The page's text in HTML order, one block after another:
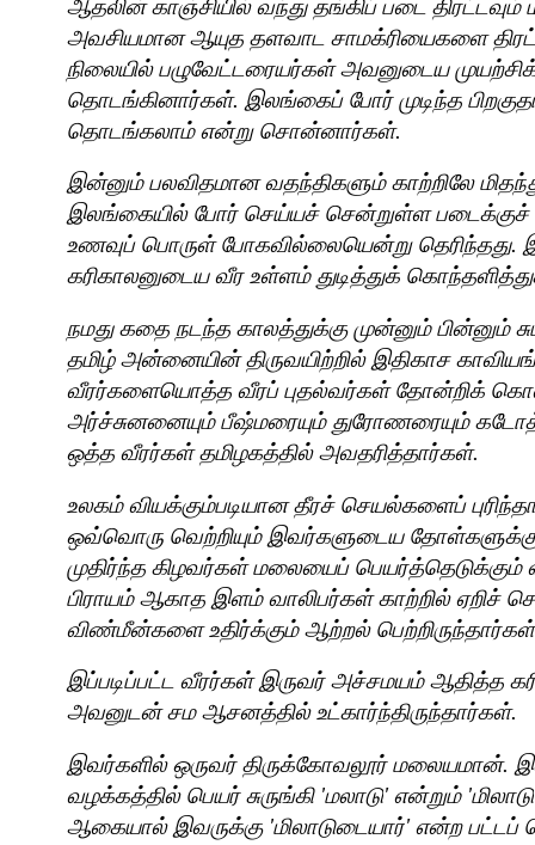
ஆதலின் காஞ்சியில் வந்து தங்கிப் படை திரட்டவும்
அவசியமான ஆயுத தளவாட சாமக்ரியைகளை
நிலையில் பழுவேட்டரையர்கள் அவனுடைய
தொடங்கினார்கள். இலங்கைப் போர் முடிந்த
தொடங்கலாம் என்று சொன்னார்கள்.
இன்னும் பலவிதமான வதந்திகளும் காற்றிலே
இலங்கையில் போர் செய்யச் சென்றுள்ள படைக்குச்
உணவுப் பொருள் போகவில்லையென்று
கரிகாலனுடைய வீர உள்ளம் துடித்துக்
நமது கதை நடந்த காலத்துக்கு முன்னும் பின்னும்
தமிழ் அன்னையின் திருவயிற்றில் இதிகாச
வீரர்களையொத்த வீரப் புதல்வர்கள் தோன்றிக்
அர்ச்சுனனையும் பீஷ்மரையும் துரோணரையும்
ஒத்த வீரர்கள் தமிழகத்தில் அவதரித்தார்கள்.
உலகம் வியக்கும்படியான தீரச் செயல்களைப்
ஒவ்வொரு வெற்றியும் இவர்களுடைய
முதிர்ந்த கிழவர்கள் மலையைப் பெயர்த்தெடுக்கும்
பிராயம் ஆகாத இளம் வாலிபர்கள் காற்றில் ஏறிச்
விண்மீன்களை உதிர்க்கும் ஆற்றல்
இப்படிப்பட்ட வீரர்கள் இருவர் அச்சமயம் ஆதித்த
அவனுடன் சம ஆசனத்தில் உட்கார்ந்திருந்தார்கள்.
இவர்களில் ஒருவர் திருக்கோவலூர்
வழக்கத்தில் பெயர் சுருங்கி 'மலாடு'என்றும் 'மிலாடு
ஆகையால் இவருக்கு 'மிலாடுடையார்'என்ற பட்டப்